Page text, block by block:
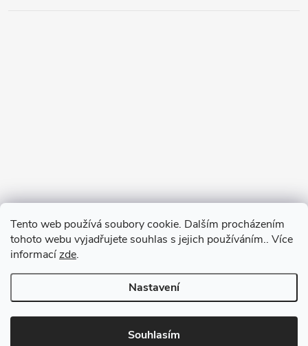
Tento web používá soubory cookie. Dalším procházením
tohoto webu vyjadřujete souhlas s jejich používáním.. Více
informacízde.
Nastavení
Souhlasím
Copyright 2026Redtool.cz. Všechna práva vyhrazena.Upravit nastavení
cookies